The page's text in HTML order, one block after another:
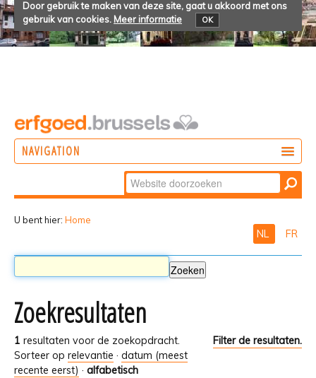
Door gebruik te maken van deze site, gaat u akkoord met ons
gebruik van cookies. Meer informatie OK
NAVIGATION
Zoek
Geavanceerd
U bent hier: Home
NL FR
Zoekresultaten
1 resultaten voor de zoekopdracht.
Filter de resultaten.
Sorteer op relevantie · datum (meest
recente eerst) · alfabetisch